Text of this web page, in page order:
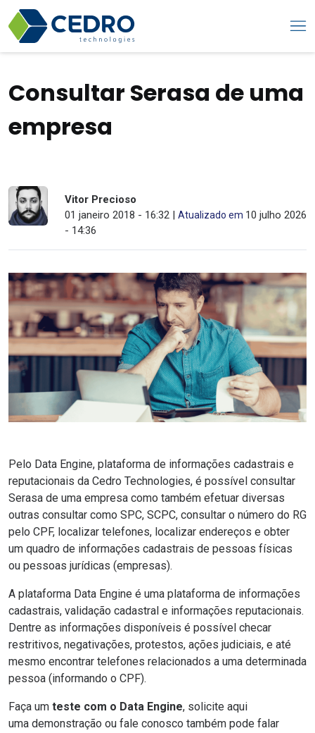
Consultar Serasa de uma
empresa
Vitor Precioso
01 janeiro 2018 - 16:32 |Atualizado em 10 julho 2026
- 14:36
Pelo Data Engine, plataforma de informações cadastrais e
reputacionais da Cedro Technologies, é possível consultar
Serasa de uma empresa como também efetuar diversas
outras consultar como SPC, SCPC, consultar o número do RG
pelo CPF, localizar telefones, localizar endereços e obter
um quadro de informações cadastrais de pessoas físicas
ou pessoas jurídicas (empresas).
A plataforma Data Engine é uma plataforma de informações
cadastrais, validação cadastral e informações reputacionais.
Dentre as informações disponíveis é possível checar
restritivos, negativações, protestos, ações judiciais, e até
mesmo encontrar telefones relacionados a uma determinada
pessoa (informando o CPF).
Faça um teste com o Data Engine, solicite aqui
uma demonstração ou fale conosco também pode falar